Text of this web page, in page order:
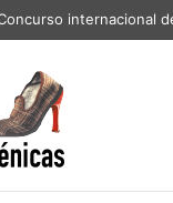
internacional